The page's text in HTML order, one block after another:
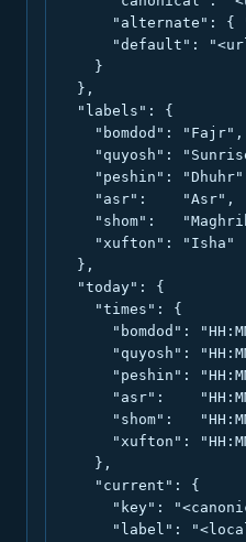
"alternate": {
"default":
    }
  },
  "labels": {
    "bomdod": "Fajr",
"quyosh":
"peshin":
    "asr":    "Asr",
"shom":
    "xufton": "Isha"
  },
  "today": {
    "times": {
"bomdod":
"quyosh":
"peshin":
"asr":
"shom":
"xufton":
    },
    "current": {
"key":
"label":